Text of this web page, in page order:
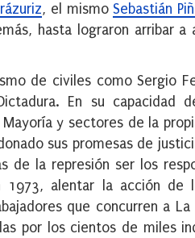
, el mismoSebastián
hasta lograron arribar
de civiles como Sergio
En su capacidad
y sectores de la
sus promesas de
de la represión ser los
1973, alentar la acción
que concurren a
por los cientos de miles